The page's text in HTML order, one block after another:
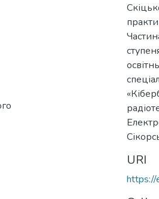
URI